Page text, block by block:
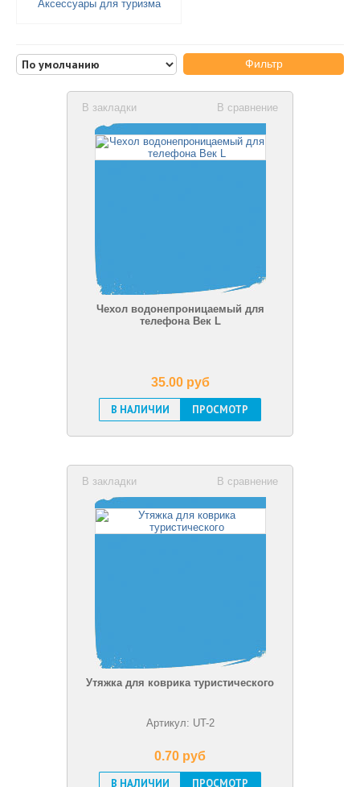
Аксессуары для туризма
Фильтр
В сравнение
В закладки
Чехол водонепроницаемый для
телефона Век L
35.00 pуб
В НАЛИЧИИ
ПРОСМОТР
В сравнение
В закладки
Утяжка для коврика туристического
Артикул: UT-2
0.70 pуб
В НАЛИЧИИ
ПРОСМОТР